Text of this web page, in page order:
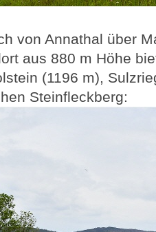
von Annathal über
aus 880 m Höhe
(1196 m),
Steinfleckberg: